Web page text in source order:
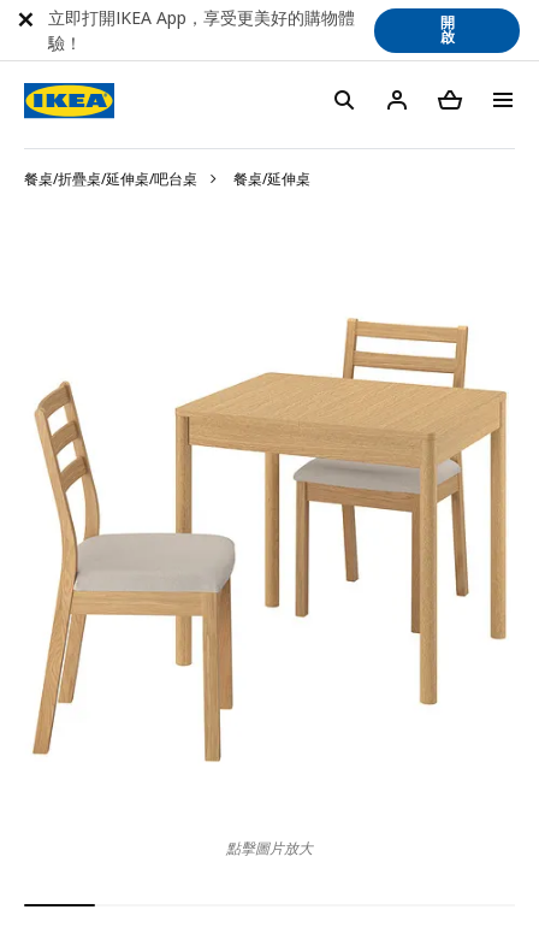
餐桌/折疊桌/延伸桌/吧台桌 餐桌/延伸桌
點擊圖片放大
立即打開IKEA App，享受更美好的購物體
驗！
開
啟